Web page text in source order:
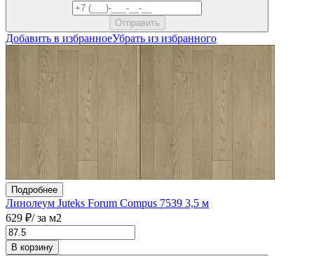
Добавить в избранноеУбрать из избранного
Подробнее
Линолеум Juteks Forum Compus 7539 3,5 м
629 ₽/ за м2
В корзину